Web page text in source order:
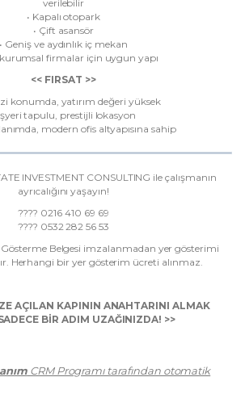
verilebilir
• Kapalı otopark
• Çift asansör
• Geniş ve aydınlık iç mekan
firmalar için uygun yapı
<< FIRSAT >>
konumda, yatırım değeri yüksek
tapulu, prestijli lokasyon
modern ofis altyapısına sahip
INVESTMENT CONSULTING ile çalışmanın
ayrıcalığını yaşayın!
???? 0216 410 69 69
???? 0532 282 56 53
Gösterme Belgesi imzalanmadan yer gösterimi
Herhangi bir yer gösterim ücreti alınmaz.
AÇILAN KAPININ ANAHTARINI ALMAK
BİR ADIM UZAĞINIZDA! >>
CRM Programı tarafından otomatik